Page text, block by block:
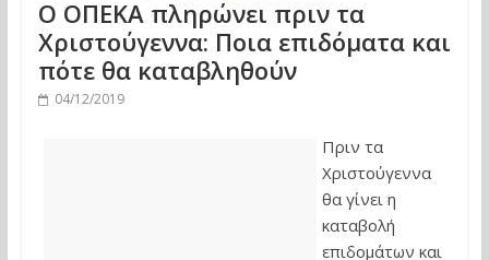
Ο ΟΠΕΚΑ πληρώνει πριν τα
Χριστούγεννα: Ποια επιδόματα και
πότε θα καταβληθούν
04/12/2019
Πριν τα
Χριστούγεννα
θα γίνει η
καταβολή
επιδομάτων και